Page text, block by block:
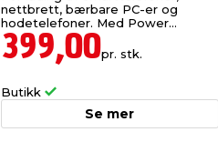
nettbrett, bærbare PC-er og
hodetelefoner. Med Power
Delivery (PD).
399,00pr. stk.
Butikk
Se mer